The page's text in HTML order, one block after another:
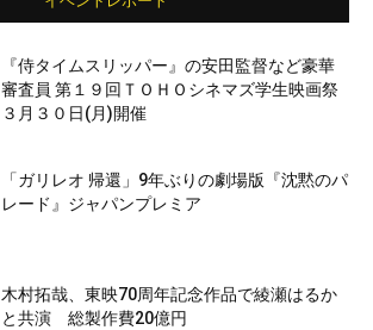
『侍タイムスリッパー』の安田監督など豪華
審査員 第１９回ＴＯＨＯシネマズ学生映画祭
３月３０日(月)開催
「ガリレオ 帰還」9年ぶりの劇場版『沈黙のパ
レード』ジャパンプレミア
木村拓哉、東映70周年記念作品で綾瀬はるか
と共演 総製作費20億円